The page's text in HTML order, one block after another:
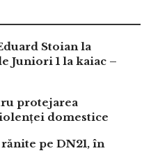
Stoian la
Juniori 1 la kaiac –
protejarea
domestice
pe DN21, în